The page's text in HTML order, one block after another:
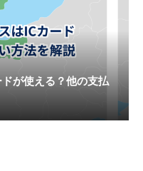
が使える？他の支払